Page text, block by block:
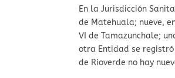
En la Jurisdicción
de Matehuala; nueve,
VI de Tamazunchale;
otra Entidad se registró
de Rioverde no hay